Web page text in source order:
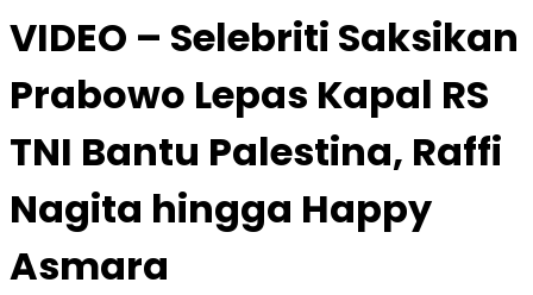
VIDEO – Selebriti Saksikan
Prabowo Lepas Kapal RS
TNI Bantu Palestina, Raffi
Nagita hingga Happy
Asmara